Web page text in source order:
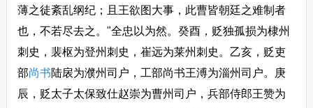
薄之徒紊乱纲纪；且王欲图大事，此曹皆朝廷之难制者
也，不若尽去之。"全忠以为然。癸酉，贬独孤损为棣州
刺史，裴枢为登州刺史，崔远为莱州刺史。乙亥，贬吏
部尚书陆扆为濮州司户，工部尚书王溥为淄州司户。庚
辰，贬太子太保致仕赵崇为曹州司户，兵部侍郎王赞为